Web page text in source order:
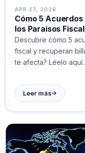
APR 27, 2026
Cómo 5
los Paraísos
Dinero
Descubre cómo 5
fiscal y recuperan
te afecta? Léelo aquí.
Leer más→